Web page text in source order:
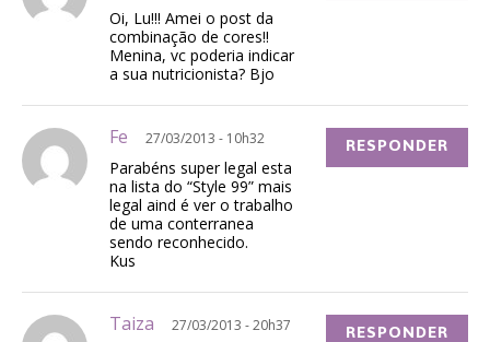
Oi, Lu!!! Amei o post da
combinação de cores!!
Menina, vc poderia indicar
a sua nutricionista? Bjo
Fe 27/03/2013 - 10h32
Parabéns super legal esta
na lista do “Style 99” mais
legal aind é ver o trabalho
de uma conterranea
sendo reconhecido.
Kus
RESPONDER
Taiza 27/03/2013 - 20h37 RESPONDER